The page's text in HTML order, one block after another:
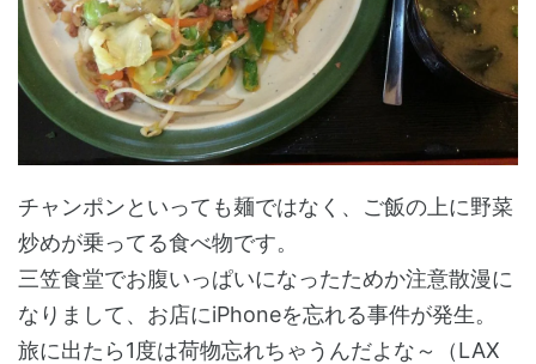
チャンポンといっても麺ではなく、ご飯の上に野菜
炒めが乗ってる食べ物です。
三笠食堂でお腹いっぱいになったためか注意散漫に
なりまして、お店にiPhoneを忘れる事件が発生。
旅に出たら1度は荷物忘れちゃうんだよな～（LAX